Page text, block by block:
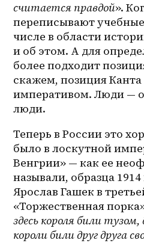
считается правдой».
переписывают
числе в области
и об этом. А для
более подходит
скажем, позиция Канта
императивом. Люди —
люди.
Теперь в России это
было в лоскутной
Венгрии» — как ее
называли, образца
Ярослав Гашек в
«Торжественная
здесь короля били
короли били друг друга